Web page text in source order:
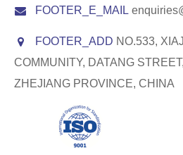
FOOTER_E_MAIL
FOOTER_ADD NO.533,
COMMUNITY, DATANG
ZHEJIANG PROVINCE, CHINA